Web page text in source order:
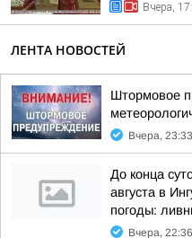
Вчера,
ЛЕНТА НОВОСТЕЙ
Штормовое
Вчера, 23:33
До конца
августа в
погоды:
Вчера, 22:36